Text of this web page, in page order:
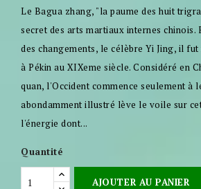
Le Bagua zhang, "la paume des huit
secret des arts martiaux internes chinois.
des changements, le célèbre Yi Jing, il
à Pékin au XIXeme siècle. Considéré en
quan, l'Occident commence seulement à
abondamment illustré lève le voile sur
l'énergie dont...
Quantité
AJOUTER AU PANIER